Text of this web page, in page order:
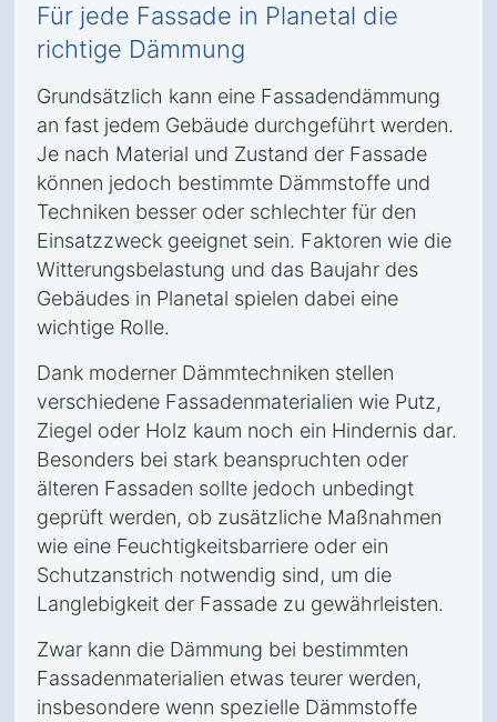
Für jede Fassade in Planetal die
richtige Dämmung
Grundsätzlich kann eine Fassadendämmung
an fast jedem Gebäude durchgeführt werden.
Je nach Material und Zustand der Fassade
können jedoch bestimmte Dämmstoffe und
Techniken besser oder schlechter für den
Einsatzzweck geeignet sein. Faktoren wie die
Witterungsbelastung und das Baujahr des
Gebäudes in Planetal spielen dabei eine
wichtige Rolle.
Dank moderner Dämmtechniken stellen
verschiedene Fassadenmaterialien wie Putz,
Ziegel oder Holz kaum noch ein Hindernis dar.
Besonders bei stark beanspruchten oder
älteren Fassaden sollte jedoch unbedingt
geprüft werden, ob zusätzliche Maßnahmen
wie eine Feuchtigkeitsbarriere oder ein
Schutzanstrich notwendig sind, um die
Langlebigkeit der Fassade zu gewährleisten.
Zwar kann die Dämmung bei bestimmten
Fassadenmaterialien etwas teurer werden,
insbesondere wenn spezielle Dämmstoffe